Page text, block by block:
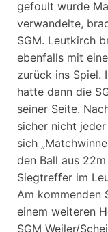
gefoult wurde
verwandelte,
SGM. Leutkirch
ebenfalls mit
zurück ins Spiel.
hatte dann die
seiner Seite.
sicher nicht
sich
den Ball aus
Siegtreffer im
Am kommenden
einem weiteren
SGM Weiler/